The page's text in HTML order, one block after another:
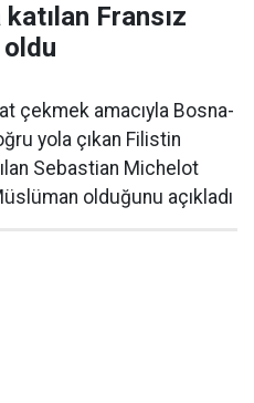
Fransız
çekmek amacıyla Bosna-
yola çıkan Filistin
Sebastian Michelot
olduğunu açıkladı